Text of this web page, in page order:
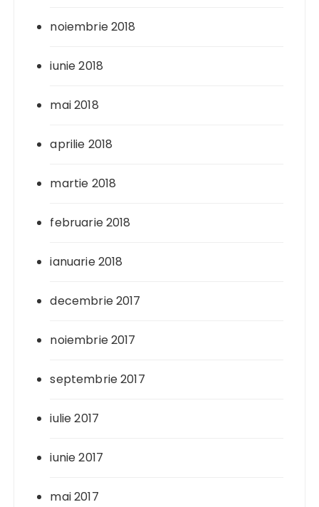
noiembrie 2018
iunie 2018
mai 2018
aprilie 2018
martie 2018
februarie 2018
ianuarie 2018
decembrie 2017
noiembrie 2017
septembrie 2017
iulie 2017
iunie 2017
mai 2017